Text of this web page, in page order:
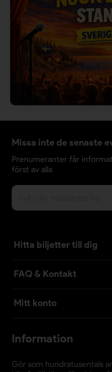
Missa inte de senaste
Prenumeranter får
först av alla
Hitta biljetter till dig
FAQ & Kontakt
Mitt konto
Information
Gör som hundratusentals